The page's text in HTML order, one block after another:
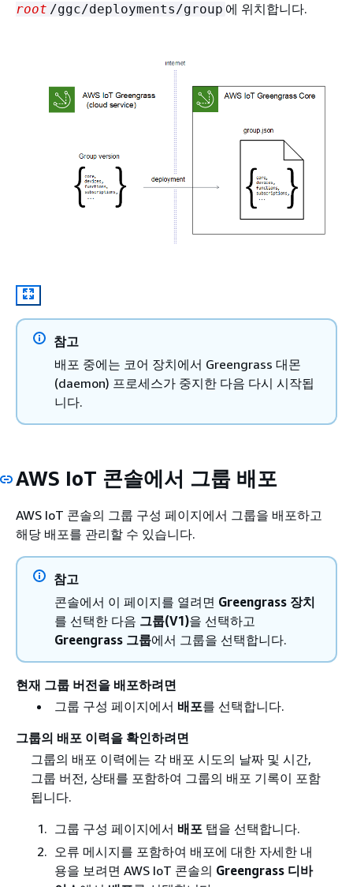
root /ggc/deployments/group 에 위치합니다.
참고
배포 중에는 코어 장치에서 Greengrass 대몬
(daemon) 프로세스가 중지한 다음 다시 시작됩
니다.
AWS IoT 콘솔에서 그룹 배포
AWS IoT 콘솔의 그룹 구성 페이지에서 그룹을 배포하고
해당 배포를 관리할 수 있습니다.
참고
콘솔에서 이 페이지를 열려면 Greengrass 장치
를 선택한 다음 그룹(V1)을 선택하고
Greengrass 그룹에서 그룹을 선택합니다.
현재 그룹 버전을 배포하려면
그룹 구성 페이지에서 배포를 선택합니다.
그룹의 배포 이력을 확인하려면
그룹의 배포 이력에는 각 배포 시도의 날짜 및 시간,
그룹 버전, 상태를 포함하여 그룹의 배포 기록이 포함
됩니다.
그룹 구성 페이지에서 배포탭을 선택합니다.
오류 메시지를 포함하여 배포에 대한 자세한 내
용을 보려면 AWS IoT 콘솔의 Greengrass 디바